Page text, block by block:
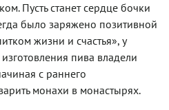
Пусть станет сердце бочки
было заряжено позитивной
жизни и счастья», у
пива владели
с раннего
монахи в монастырях.